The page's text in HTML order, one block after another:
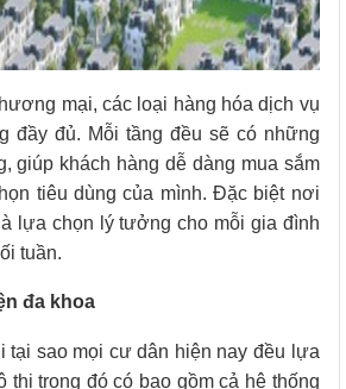
mại, các loại hàng hóa dịch vụ
đầy đủ. Mỗi tầng đều sẽ có những
giúp khách hàng dễ dàng mua sắm
tiêu dùng của mình. Đặc biệt nơi
lựa chọn lý tưởng cho mỗi gia đình
tuần.
đa khoa
tại sao mọi cư dân hiện nay đều lựa
thị trong đó có bao gồm cả hệ thống